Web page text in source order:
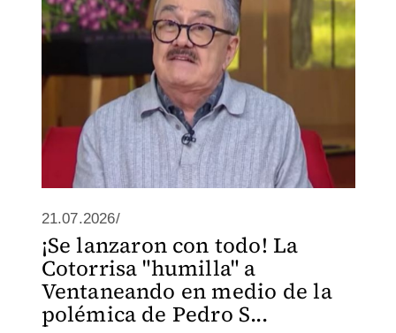
21.07.2026/
¡Se lanzaron con todo! La
Cotorrisa "humilla" a
Ventaneando en medio de la
polémica de Pedro S...